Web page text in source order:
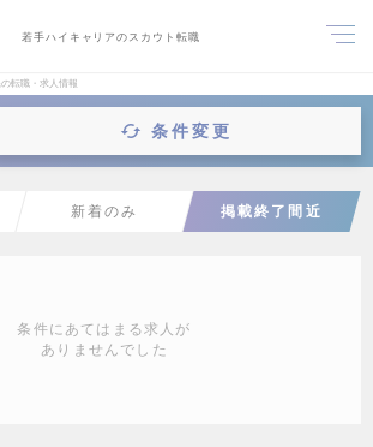
若手ハイキャリアのスカウト転職
転職・求人情報
条件変更
新着のみ 掲載終了間近
条件にあてはまる求人が
ありませんでした